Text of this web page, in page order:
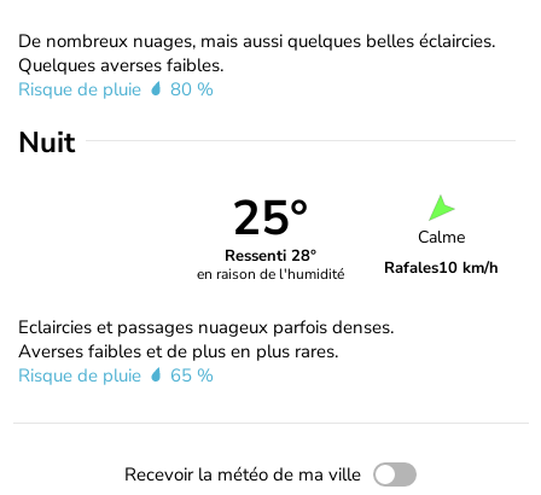
De nombreux nuages, mais aussi quelques belles éclaircies.
Quelques averses faibles.
Risque de pluie
80 %
Nuit
25°
Ressenti 28°
en raison de l'humidité
Calme
Rafales10 km/h
Eclaircies et passages nuageux parfois denses.
Averses faibles et de plus en plus rares.
Risque de pluie
65 %
Recevoir la météo de ma ville